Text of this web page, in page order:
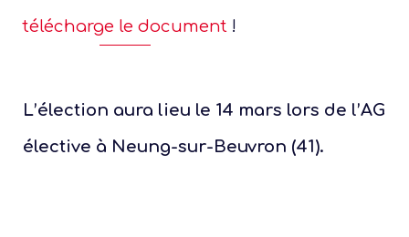
télécharge le document !
L’élection aura lieu le 14 mars lors de l’AG
élective à Neung-sur-Beuvron (41).